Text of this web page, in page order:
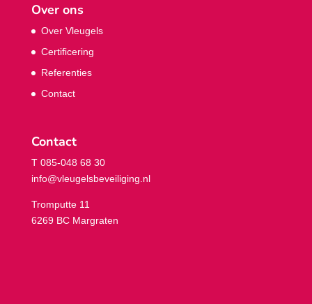
Over ons
Over Vleugels
Certificering
Referenties
Contact
Contact
T 085-048 68 30
info@vleugelsbeveiliging.nl
Tromputte 11
6269 BC Margraten